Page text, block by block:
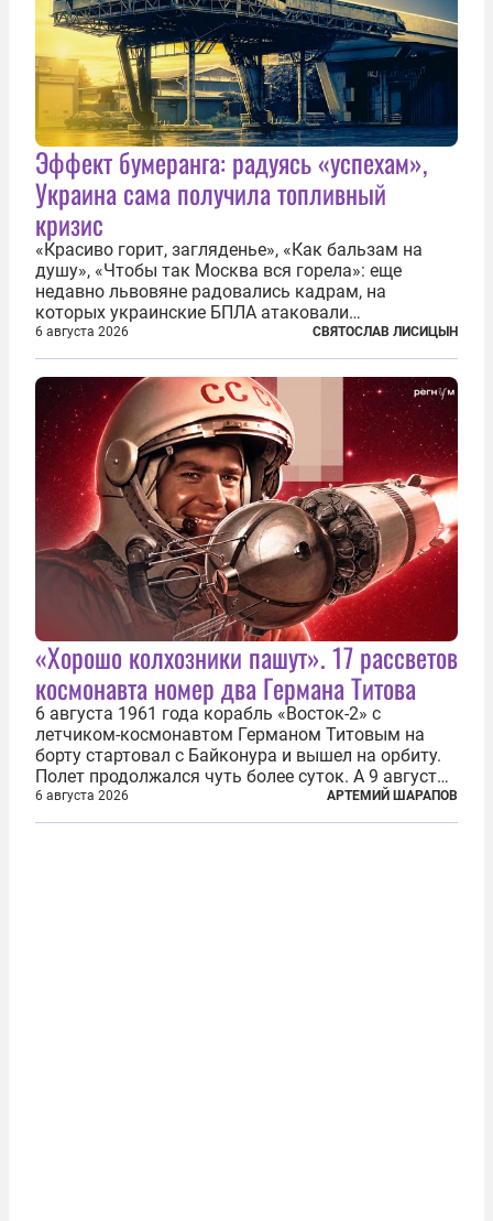
Эффект бумеранга: радуясь «успехам»,
Украина сама получила топливный
кризис
«Красиво горит, загляденье», «Как бальзам на
душу», «Чтобы так Москва вся горела»: еще
недавно львовяне радовались кадрам, на
которых украинские БПЛА атаковали
нефтеперерабатывающие предприятия России. В
скором времени оказалось, что в «эту игру можно
играть вдвоем» — российские дроны только за...
6 августа 2026 СВЯТОСЛАВ ЛИСИЦЫН
«Хорошо колхозники пашут». 17 рассветов
космонавта номер два Германа Титова
6 августа 1961 года корабль «Восток-2» с
летчиком-космонавтом Германом Титовым на
борту стартовал с Байконура и вышел на орбиту.
Полет продолжался чуть более суток. А 9 августа
второй человек в космосе получил звезду Героя
Советского Союза и орден Ленина. Миссия Титова
6 августа 2026 АРТЕМИЙ ШАРАПОВ